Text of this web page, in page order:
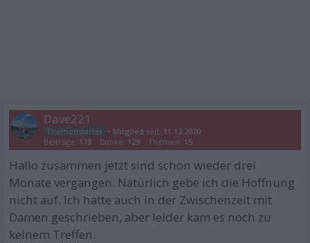
Dave221
• Mitglied seit: 11.12.2020
Beiträge: 178 Danke: 129 Themen: 15
Hallo zusammen jetzt sind schon wieder drei
Monate vergangen. Natürlich gebe ich die Hoffnung
nicht auf. Ich hatte auch in der Zwischenzeit mit
Damen geschrieben, aber leider kam es noch zu
keinem Treffen.